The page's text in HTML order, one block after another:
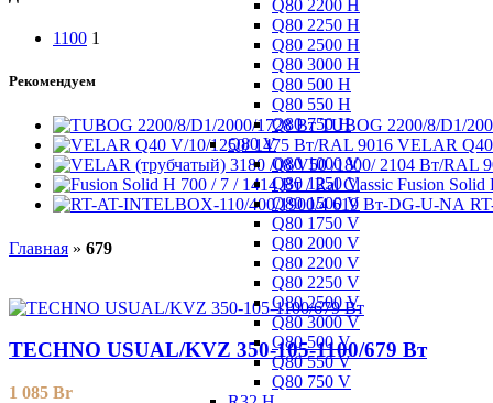
Q80 2200 H
Q80 2250 H
Q80 2500 H
Q80 3000 H
Q80 500 H
Q80 550 H
Q80 750 H
Q80 V
Q80 1000 V
Q80 1250 V
Q80 1500 V
Q80 1750 V
Q80 2000 V
Q80 2200 V
Q80 2250 V
Q80 2500 V
Q80 3000 V
Q80 500 V
Q80 550 V
Q80 750 V
1100 1
Рекомендуем
TUBOG 2200/8/D1/
VELAR
Fusion Solid
Главная » 679
TECHNO USUAL/KVZ 350-105-1100/679 Вт
1 085 Br